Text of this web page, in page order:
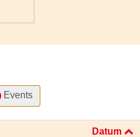
Events
Datum